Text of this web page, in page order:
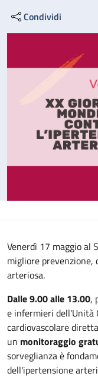
Condividi
Venerdì 17 maggio al
migliore
arteriosa.
Dalle 9.00 alle 13.00,
e infermieri dell'Unità
cardiovascolare
un monitoraggio
sorveglianza è
dell'ipertensione